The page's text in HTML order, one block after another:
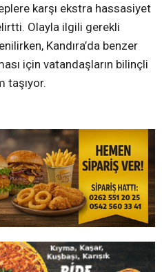
karşı ekstra hassasiyet
Olayla ilgili gerekli
Kandıra’da benzer
için vatandaşların bilinçli
taşıyor.